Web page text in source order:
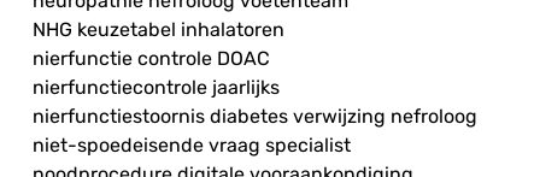
NHG keuzetabel inhalatoren
nierfunctie controle DOAC
nierfunctiecontrole jaarlijks
nierfunctiestoornis diabetes verwijzing nefroloog
niet-spoedeisende vraag specialist